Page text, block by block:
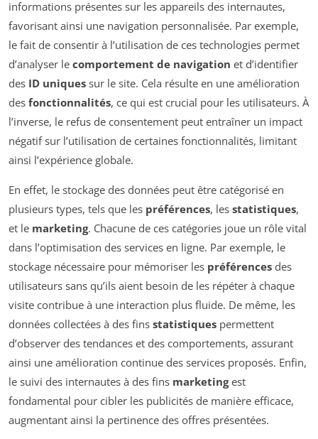
informations présentes sur les appareils des internautes,
favorisant ainsi une navigation personnalisée. Par exemple,
le fait de consentir à l’utilisation de ces technologies permet
d’analyser le comportement de navigation et d’identifier
des ID uniques sur le site. Cela résulte en une amélioration
des fonctionnalités, ce qui est crucial pour les utilisateurs. À
l’inverse, le refus de consentement peut entraîner un impact
négatif sur l’utilisation de certaines fonctionnalités, limitant
ainsi l’expérience globale.
En effet, le stockage des données peut être catégorisé en
plusieurs types, tels que les préférences, les statistiques,
et le marketing. Chacune de ces catégories joue un rôle vital
dans l’optimisation des services en ligne. Par exemple, le
stockage nécessaire pour mémoriser les préférences des
utilisateurs sans qu’ils aient besoin de les répéter à chaque
visite contribue à une interaction plus fluide. De même, les
données collectées à des fins statistiques permettent
d’observer des tendances et des comportements, assurant
ainsi une amélioration continue des services proposés. Enfin,
le suivi des internautes à des fins marketingest
fondamental pour cibler les publicités de manière efficace,
augmentant ainsi la pertinence des offres présentées.